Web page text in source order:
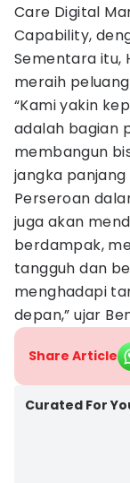
Care Digital
Capability,
Sementara itu,
meraih
“Kami yakin
adalah bagian
membangun
jangka
Perseroan
juga akan
berdampak,
tangguh dan
menghadapi
depan,” ujar
Share Article
Curated For